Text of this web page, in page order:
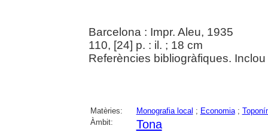
Barcelona : Impr. Aleu, 1935
110, [24] p. : il. ; 18 cm
Referències bibliogràfiques.
Matèries: Monografia local ; Economia;
Àmbit:
Tona